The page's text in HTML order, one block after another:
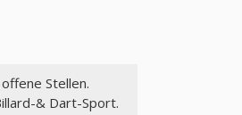
Stellen.
& Dart-Sport.